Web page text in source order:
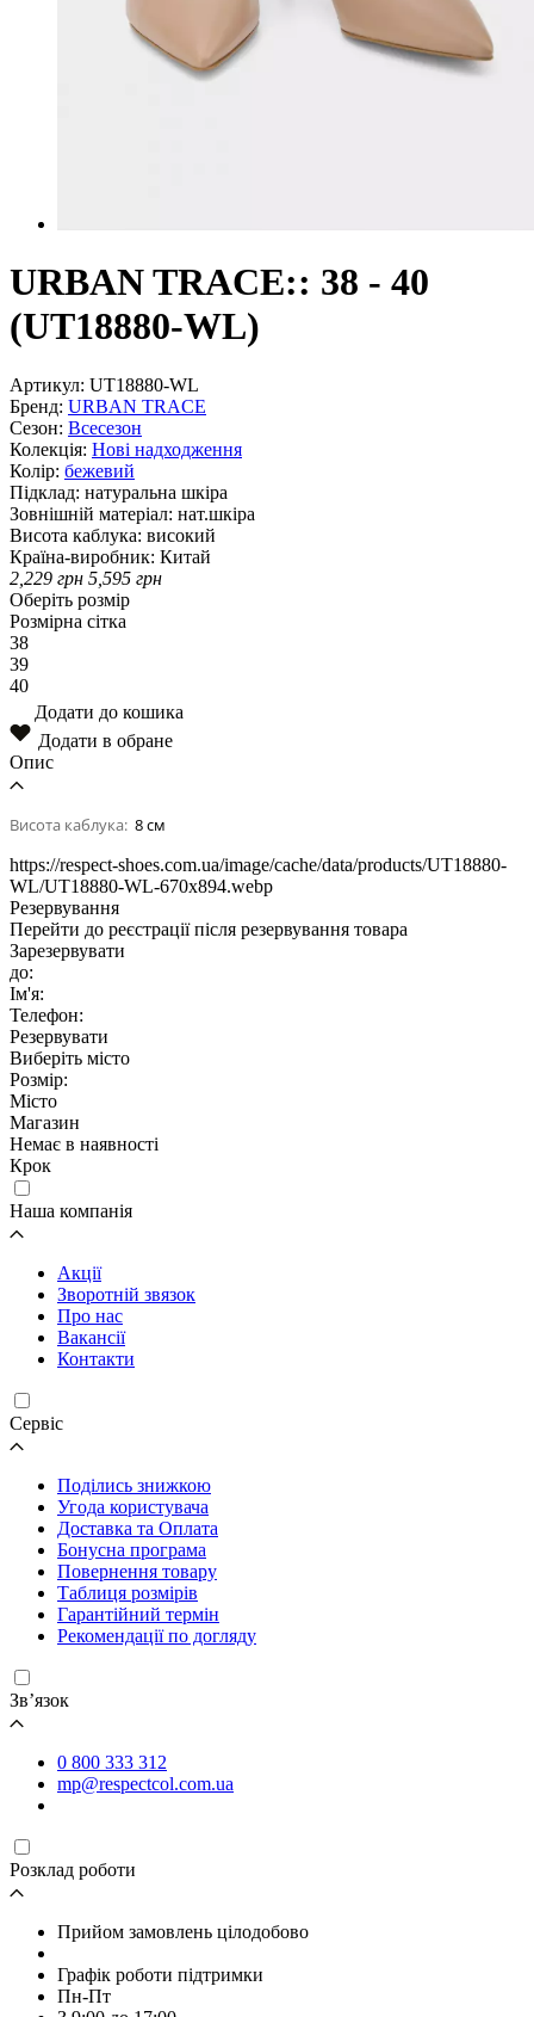
URBAN TRACE:: 38 - 40
(UT18880-WL)
Артикул: UT18880-WL
Бренд: URBAN TRACE
Сезон: Всесезон
Колекція: Нові надходження
Колір: бежевий
Підклад: натуральна шкiра
Зовнішній матеріал: нат.шкіра
Висота каблука: високий
Країна-виробник: Китай
2,229 грн 5,595 грн
Оберіть розмір
Розмірна сітка
38
39
40
Додати до кошика
Додати в обране
Опис
Висота каблука: 8 см
https://respect-shoes.com.ua/image/cache/data/products/UT18880-
WL/UT18880-WL-670x894.webp
Резервування
Перейти до реєстрації після резервування товара
Зарезервувати
до:
Ім'я:
Телефон:
Резервувати
Виберіть місто
Розмір:
Місто
Магазин
Немає в наявності
Крок
Наша компанія
Акції
Зворотній звязок
Про нас
Вакансії
Контакти
Cервіс
Поділись знижкою
Угода користувача
Доставка та Оплата
Бонусна програма
Повернення товару
Таблиця розмірів
Гарантійний термін
Рекомендації по догляду
Зв’язок
0 800 333 312
mp@respectcol.com.ua
Розклад роботи
Прийом замовлень цілодобово
Графік роботи підтримки
Пн-Пт